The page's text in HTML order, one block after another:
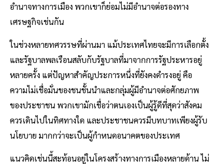
อำนาจทางการเมือง พวกเขาก็ย่อมไม่มีอำนาจต่อรองทาง
เศรษฐกิจเช่นกัน
ในช่วงหลายทศวรรษที่ผ่านมา แม้ประเทศไทยจะมีการเลือกตั้ง
และรัฐบาลพลเรือนสลับกับรัฐบาลที่มาจากการรัฐประหารอยู่
หลายครั้ง แต่ปัญหาสำคัญประการหนึ่งที่ยังคงดำรงอยู่ คือ
ความไม่เชื่อมั่นของชนชั้นนำและกลุ่มผู้มีอำนาจต่อศักยภาพ
ของประชาชน พวกเขามักเชื่อว่าตนเองเป็นผู้รู้ดีที่สุดว่าสังคม
ควรเดินไปในทิศทางใด และประชาชนควรมีบทบาทเพียงผู้รับ
นโยบาย มากกว่าจะเป็นผู้กำหนดอนาคตของประเทศ
แนวคิดเช่นนี้สะท้อนอยู่ในโครงสร้างทางการเมืองหลายด้าน ไม่